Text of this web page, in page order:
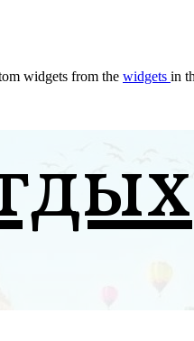
widgets from the widgets in